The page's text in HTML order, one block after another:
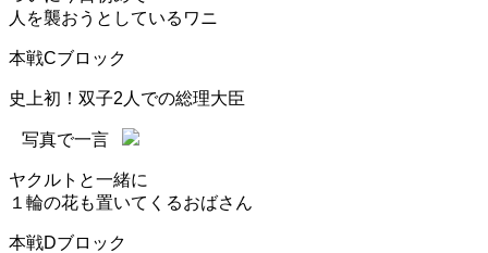
人を襲おうとしているワニ
本戦Cブロック
史上初！双子2人での総理大臣
写真で一言
ヤクルトと一緒に
１輪の花も置いてくるおばさん
本戦Dブロック